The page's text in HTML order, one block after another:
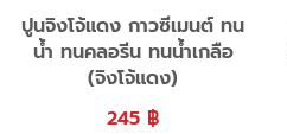
ปูนจิงโจ้แดง กาวซีเมนต์ ทน
น้ำ ทนคลอรีน ทนน้ำเกลือ
(จิงโจ้แดง)
245 ฿